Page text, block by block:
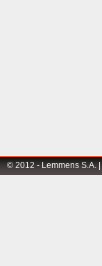
© 2012 - Lemmens S.A. |